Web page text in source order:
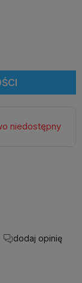
niedostępny
dodaj opinię